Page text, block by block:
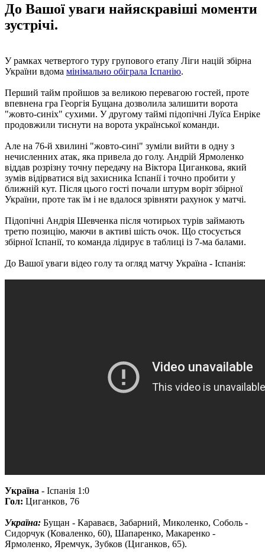
До Вашої уваги найяскравіші моменти
зустрічі.
У рамках четвертого туру групового етапу Ліги націй збірна
України вдома мінімально обіграла Іспанію.
Перший тайм пройшов за великою перевагою гостей, проте
впевнена гра Георгія Бущана дозволила залишити ворота
"жовто-синіх" сухими. У другому таймі підопічні Луїса Енріке
продовжили тиснути на ворота української команди.
Але на 76-й хвилині "жовто-сині" зуміли вийти в одну з
нечисленних атак, яка привела до голу. Андрій Ярмоленко
віддав розрізну точну передачу на Віктора Циганкова, який
зумів відірватися від захисника Іспанії і точно пробити у
ближній кут. Після цього гості почали штурм воріт збірної
України, проте так їм і не вдалося зрівняти рахунок у матчі.
Підопічні Андрія Шевченка після чотирьох турів займають
третю позицію, маючи в активі шість очок. Що стосується
збірної Іспанії, то команда лідирує в таблиці із 7-ма балами.
До Вашої уваги відео голу та огляд матчу Україна - Іспанія:
Україна - Іспанія 1:0
Гол: Циганков, 76
Україна: Бущан - Караваєв, Забарний, Миколенко, Соболь -
Сидорчук (Коваленко, 60), Шапаренко, Макаренко -
Ярмоленко, Яремчук, Зубков (Циганков, 65).